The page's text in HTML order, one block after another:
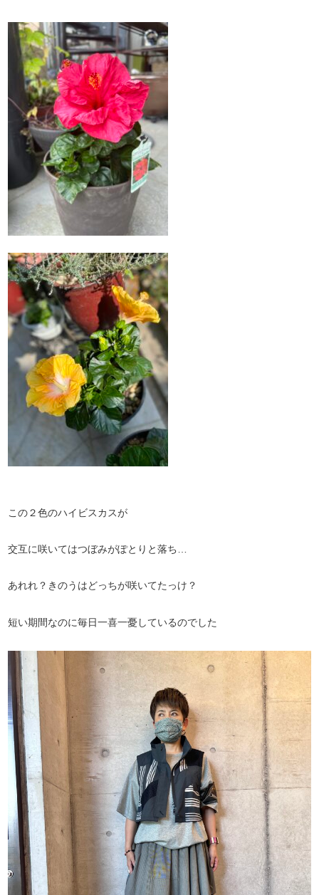
この２色のハイビスカスが
交互に咲いてはつぼみがぽとりと落ち…
あれれ？きのうはどっちが咲いてたっけ？
短い期間なのに毎日一喜一憂しているのでした